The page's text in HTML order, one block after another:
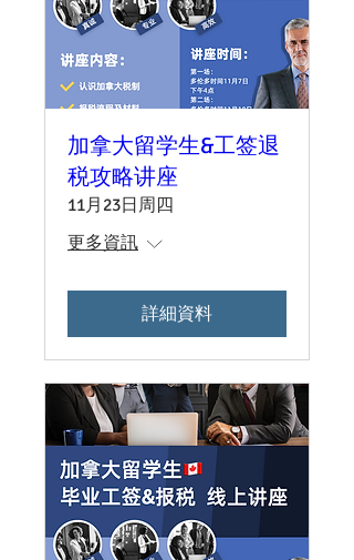
加拿大留学生&工签退
税攻略讲座
11月23日周四
更多資訊
詳細資料